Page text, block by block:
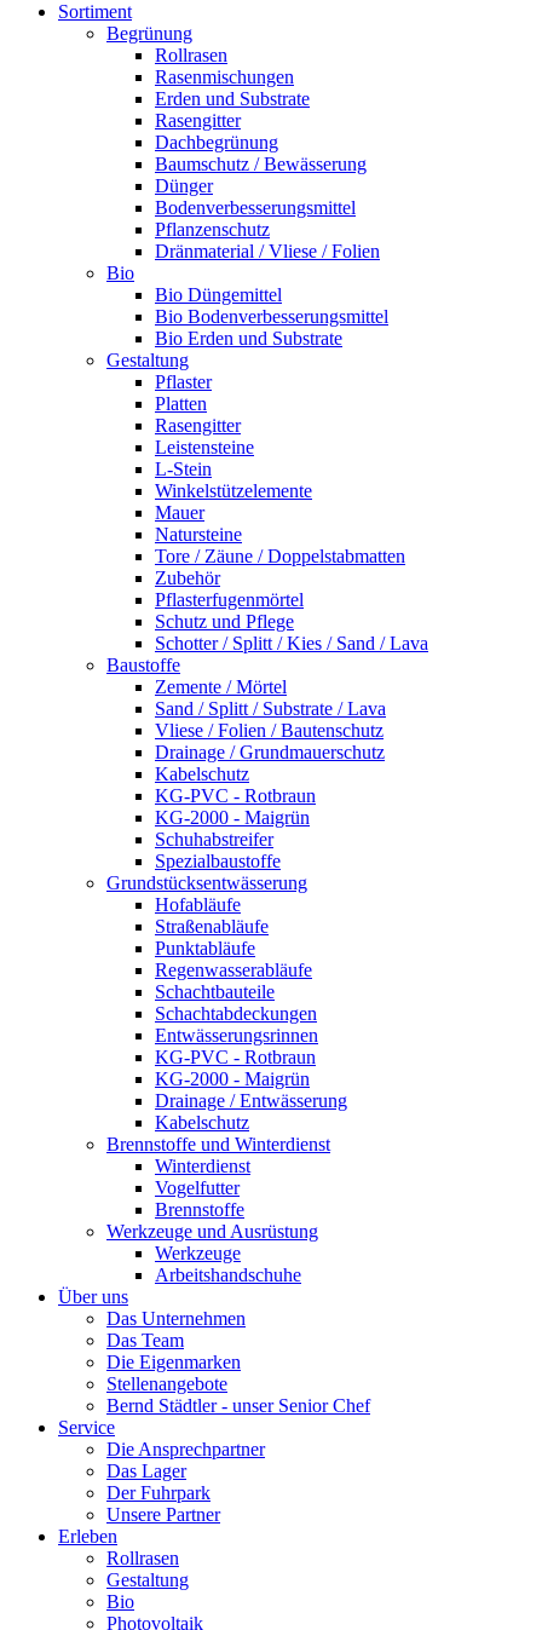
Sortiment
Begrünung
Rollrasen
Rasenmischungen
Erden und Substrate
Rasengitter
Dachbegrünung
Baumschutz / Bewässerung
Dünger
Bodenverbesserungsmittel
Pflanzenschutz
Dränmaterial / Vliese / Folien
Bio
Bio Düngemittel
Bio Bodenverbesserungsmittel
Bio Erden und Substrate
Gestaltung
Pflaster
Platten
Rasengitter
Leistensteine
L-Stein
Winkelstützelemente
Mauer
Natursteine
Tore / Zäune / Doppelstabmatten
Zubehör
Pflasterfugenmörtel
Schutz und Pflege
Schotter / Splitt / Kies / Sand / Lava
Baustoffe
Zemente / Mörtel
Sand / Splitt / Substrate / Lava
Vliese / Folien / Bautenschutz
Drainage / Grundmauerschutz
Kabelschutz
KG-PVC - Rotbraun
KG-2000 - Maigrün
Schuhabstreifer
Spezialbaustoffe
Grundstücksentwässerung
Hofabläufe
Straßenabläufe
Punktabläufe
Regenwasserabläufe
Schachtbauteile
Schachtabdeckungen
Entwässerungsrinnen
KG-PVC - Rotbraun
KG-2000 - Maigrün
Drainage / Entwässerung
Kabelschutz
Brennstoffe und Winterdienst
Winterdienst
Vogelfutter
Brennstoffe
Werkzeuge und Ausrüstung
Werkzeuge
Arbeitshandschuhe
Über uns
Das Unternehmen
Das Team
Die Eigenmarken
Stellenangebote
Bernd Städtler - unser Senior Chef
Service
Die Ansprechpartner
Das Lager
Der Fuhrpark
Unsere Partner
Erleben
Rollrasen
Gestaltung
Bio
Photovoltaik